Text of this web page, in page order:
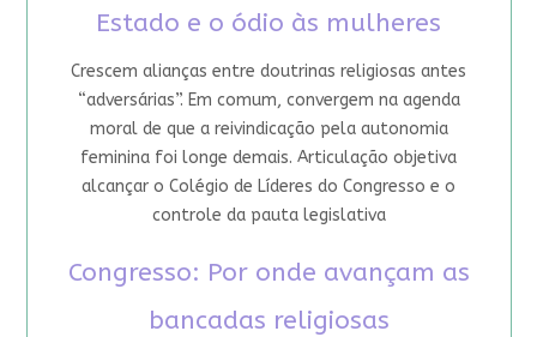
Estado e o ódio às mulheres
Crescem alianças entre doutrinas religiosas antes
“adversárias”. Em comum, convergem na agenda
moral de que a reivindicação pela autonomia
feminina foi longe demais. Articulação objetiva
alcançar o Colégio de Líderes do Congresso e o
controle da pauta legislativa
Congresso: Por onde avançam as
bancadas religiosas